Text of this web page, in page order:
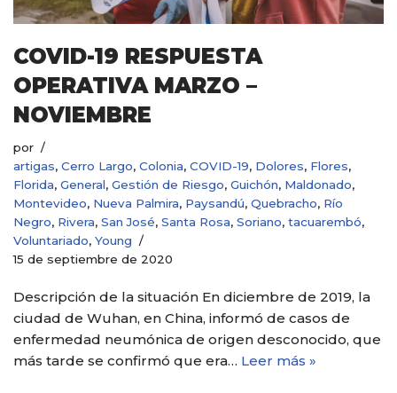
COVID-19 RESPUESTA
OPERATIVA MARZO –
NOVIEMBRE
por
artigas, Cerro Largo, Colonia, COVID-19, Dolores, Flores,
Florida, General, Gestión de Riesgo, Guichón, Maldonado,
Montevideo, Nueva Palmira, Paysandú, Quebracho, Río
Negro, Rivera, San José, Santa Rosa, Soriano, tacuarembó,
Voluntariado, Young
15 de septiembre de 2020
Descripción de la situación En diciembre de 2019, la
ciudad de Wuhan, en China, informó de casos de
enfermedad neumónica de origen desconocido, que
más tarde se confirmó que era… Leer más »